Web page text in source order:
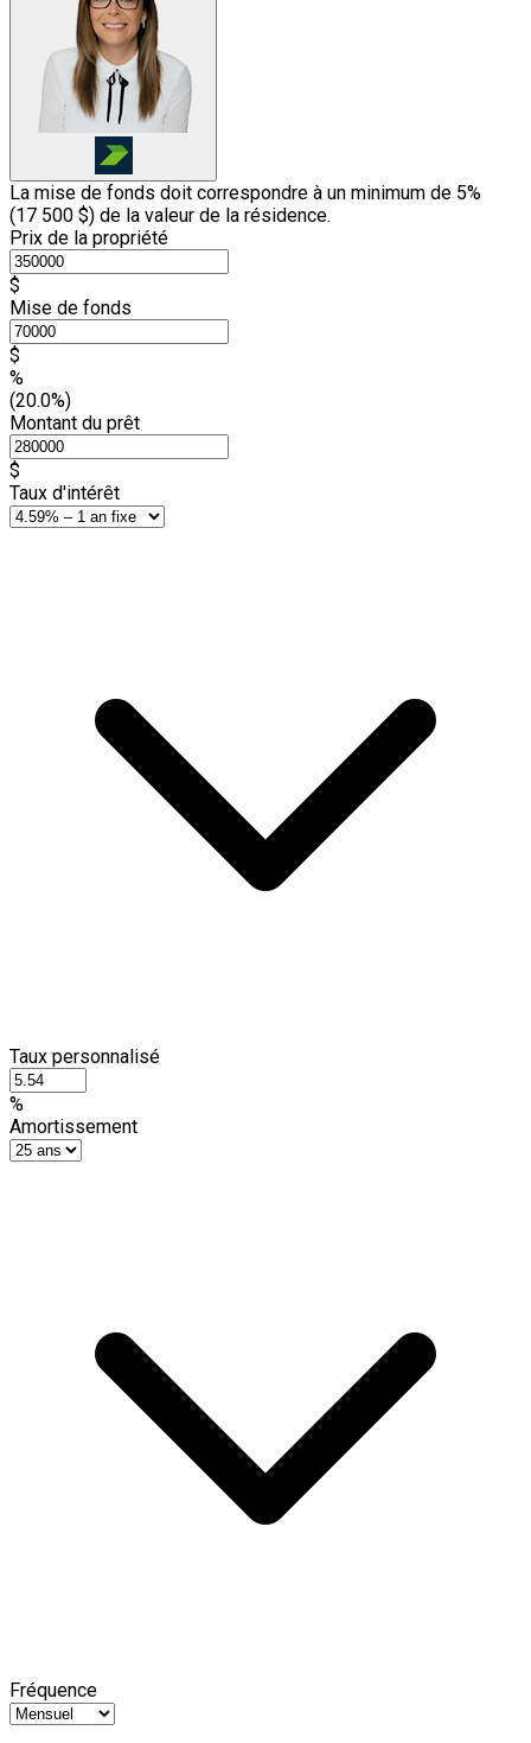
La mise de fonds doit correspondre à un minimum de 5%
(17 500 $) de la valeur de la résidence.
Prix de la propriété
$
Mise de fonds
$
%
(20.0%)
Montant du prêt
$
Taux d'intérêt
Taux personnalisé
%
Amortissement
Fréquence